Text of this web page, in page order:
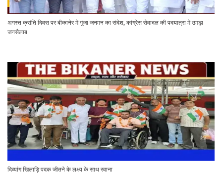
अगस्त क्रांति दिवस पर बीकानेर में गूंजा जनमन का संदेश, कांग्रेस सेवादल की पदयात्रा में उमड़ा
जनसैलाब
दिव्यांग खिलाड़ि पदक जीतने के लक्ष्य के साथ रवाना